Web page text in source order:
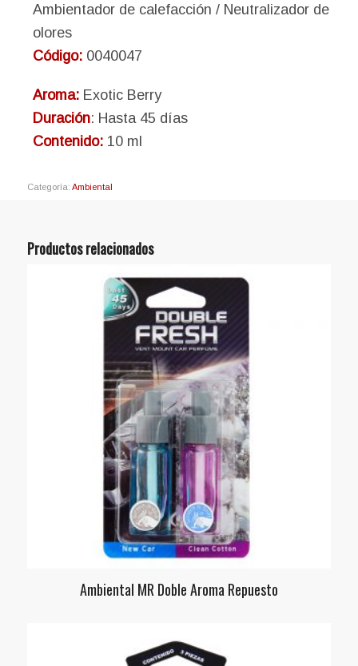
Ambientador de calefacción / Neutralizador de
olores
Código: 0040047
Aroma:Exotic Berry
Duración: Hasta 45 días
Contenido:10 ml
Categoría: Ambiental
Productos relacionados
Ambiental MR Doble Aroma Repuesto